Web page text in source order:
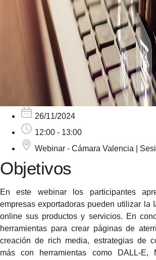
26/11/2024
12:00 - 13:00
Webinar - Cámara Valencia |
Objetivos
En este webinar los participantes
empresas exportadoras pueden utilizar la
online sus productos y servicios. En
herramientas para crear páginas de
creación de rich media, estrategias de
más con herramientas como DALL-E,